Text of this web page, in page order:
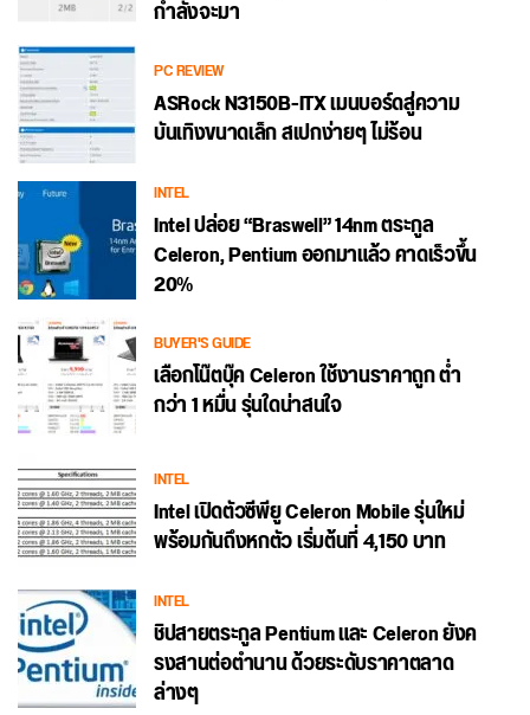
กำลังจะมา
PC REVIEW
ASRock N3150B-ITX เมนบอร์ดสู่ความ
บันเทิงขนาดเล็ก สเปกง่ายๆ ไม่ร้อน
INTEL
Intel ปล่อย “Braswell” 14nm ตระกูล
Celeron, Pentium ออกมาแล้ว คาดเร็วขึ้น
20%
BUYER'S GUIDE
เลือกโน๊ตบุ๊ค Celeron ใช้งานราคาถูก ต่ำ
กว่า 1 หมื่น รุ่นใดน่าสนใจ
INTEL
Intel เปิดตัวซีพียู Celeron Mobile รุ่นใหม่
พร้อมกันถึงหกตัว เริ่มต้นที่ 4,150 บาท
INTEL
ชิปสายตระกูล Pentium และ Celeron ยังค
รงสานต่อตำนาน ด้วยระดับราคาตลาด
ล่างๆ